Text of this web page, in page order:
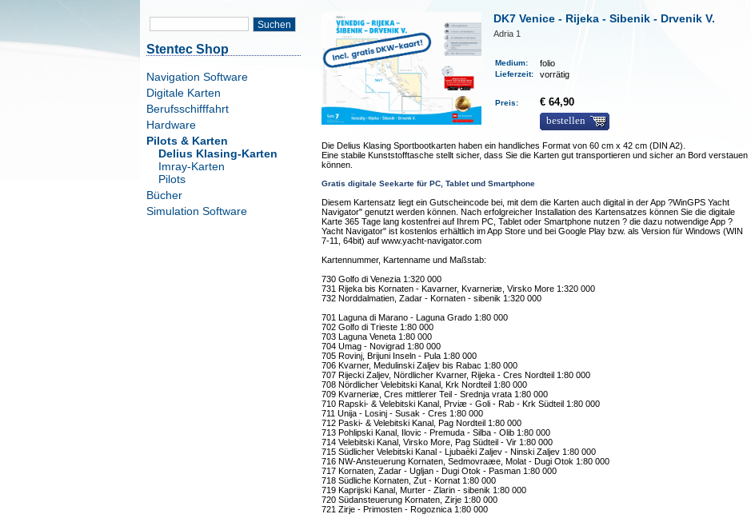
Suchen
Stentec Shop
Navigation Software
Digitale Karten
Berufsschifffahrt
Hardware
Pilots & Karten
Delius Klasing-Karten
Imray-Karten
Pilots
Bücher
Simulation Software
DK7 Venice - Rijeka - Sibenik - Drvenik V.
Adria 1
Medium: folio
Lieferzeit: vorrätig
Preis:
€ 64,90
bestellen
Die Delius Klasing Sportbootkarten haben ein handliches Format von 60 cm x 42 cm (DIN A2).
Eine stabile Kunststofftasche stellt sicher, dass Sie die Karten gut transportieren und sicher an Bord verstauen
können.
Gratis digitale Seekarte für PC, Tablet und Smartphone
Diesem Kartensatz liegt ein Gutscheincode bei, mit dem die Karten auch digital in der App ?WinGPS Yacht
Navigator" genutzt werden können. Nach erfolgreicher Installation des Kartensatzes können Sie die digitale
Karte 365 Tage lang kostenfrei auf Ihrem PC, Tablet oder Smartphone nutzen ? die dazu notwendige App ?
Yacht Navigator" ist kostenlos erhältlich im App Store und bei Google Play bzw. als Version für Windows (WIN
7-11, 64bit) auf www.yacht-navigator.com
Kartennummer, Kartenname und Maßstab:
730 Golfo di Venezia 1:320 000
731 Rijeka bis Kornaten - Kavarner, Kvarneriæ, Virsko More 1:320 000
732 Norddalmatien, Zadar - Kornaten - sibenik 1:320 000
701 Laguna di Marano - Laguna Grado 1:80 000
702 Golfo di Trieste 1:80 000
703 Laguna Veneta 1:80 000
704 Umag - Novigrad 1:80 000
705 Rovinj, Brijuni Inseln - Pula 1:80 000
706 Kvarner, Medulinski Zaljev bis Rabac 1:80 000
707 Rijecki Zaljev, Nördlicher Kvarner, Rijeka - Cres Nordteil 1:80 000
708 Nördlicher Velebitski Kanal, Krk Nordteil 1:80 000
709 Kvarneriæ, Cres mittlerer Teil - Srednja vrata 1:80 000
710 Rapski- & Velebitski Kanal, Prviæ - Goli - Rab - Krk Südteil 1:80 000
711 Unija - Losinj - Susak - Cres 1:80 000
712 Paski- & Velebitski Kanal, Pag Nordteil 1:80 000
713 Pohlipski Kanal, Ilovic - Premuda - Silba - Olib 1:80 000
714 Velebitski Kanal, Virsko More, Pag Südteil - Vir 1:80 000
715 Südlicher Velebitski Kanal - Ljubaèki Zaljev - Ninski Zaljev 1:80 000
716 NW-Ansteuerung Kornaten, Sedmovraæe, Molat - Dugi Otok 1:80 000
717 Kornaten, Zadar - Ugljan - Dugi Otok - Pasman 1:80 000
718 Südliche Kornaten, Zut - Kornat 1:80 000
719 Kaprijski Kanal, Murter - Zlarin - sibenik 1:80 000
720 Südansteuerung Kornaten, Zirje 1:80 000
721 Zirje - Primosten - Rogoznica 1:80 000